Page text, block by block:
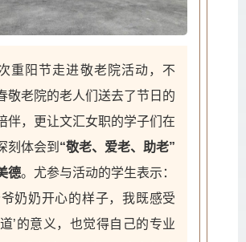
重阳节走进敬老院活动，不
敬老院的老人们送去了节日的
伴，更让文汇女职的学子们在
刻体会到 “敬老、爱老、助老”
德。尤参与活动的学生表示：
爷奶奶开心的样子，我既感受
’的意义，也觉得自己的专业